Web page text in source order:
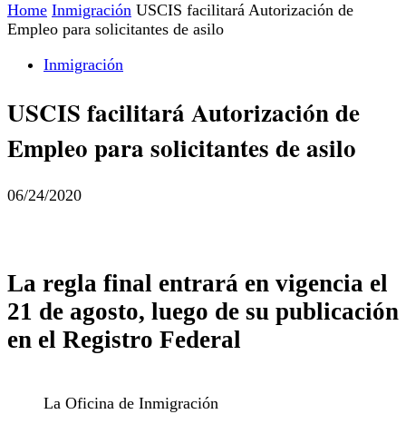
Home Inmigración USCIS facilitará Autorización de
Empleo para solicitantes de asilo
Inmigración
USCIS facilitará Autorización de
Empleo para solicitantes de asilo
06/24/2020
La regla final entrará en vigencia el
21 de agosto, luego de su publicación
en el Registro Federal
La Oficina de Inmigración